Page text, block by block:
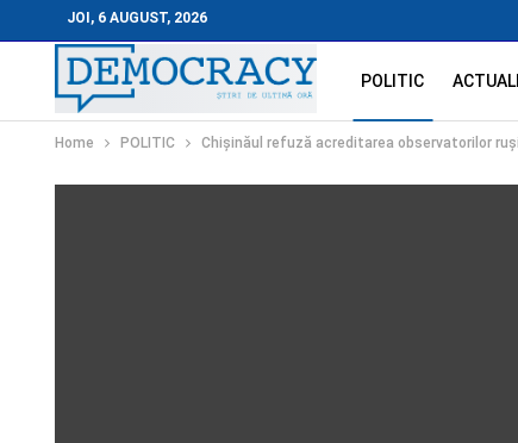
JOI, 6 AUGUST, 2026
POLITIC
Home POLITIC Chișinăul refuză acreditarea observatorilor